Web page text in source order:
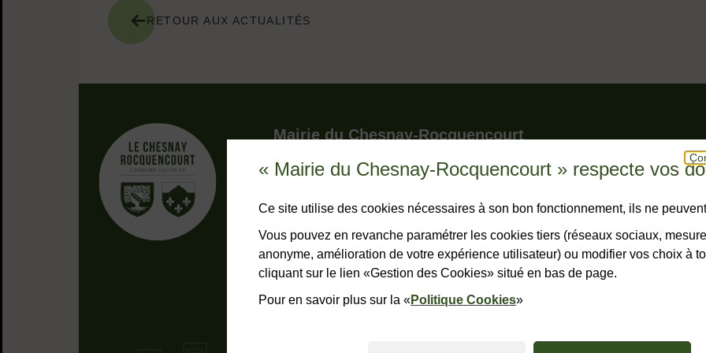
« Mairie du Chesnay-Rocquencourt » respecte vos
Ce site utilise des cookies nécessaires à son bon fonctionnement, ils ne
Vous pouvez en revanche paramétrer les cookies tiers (réseaux sociaux,
anonyme, amélioration de votre expérience utilisateur) ou modifier vos choix à
cliquant sur le lien «Gestion des Cookies» situé en bas de page.
Pour en savoir plus sur la «Politique Cookies»
RETOUR AUX ACTUALITÉS
Adresse dans le pied de page
Mairie du Chesnay-Rocquencourt
9, rue Pottier - BP 150 - Le Chesnay
Bouton téléphone
01 39 23 23 23
NOUS CONTACTER
Mentions légalesAccessibilité : non conforme